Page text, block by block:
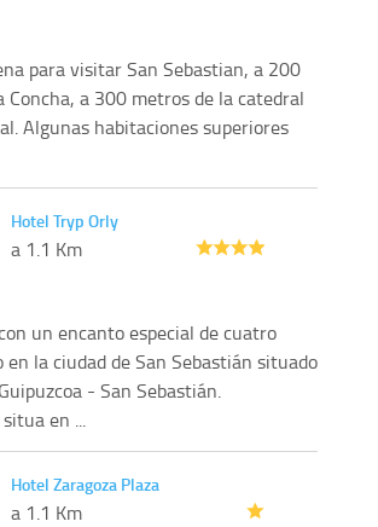
para visitar San Sebastian, a 200
Concha, a 300 metros de la catedral
Algunas habitaciones superiores
Hotel Tryp Orly
a 1.1 Km
un encanto especial de cuatro
la ciudad de San Sebastián situado
- San Sebastián.
en ...
Hotel Zaragoza Plaza
a 1.1 Km